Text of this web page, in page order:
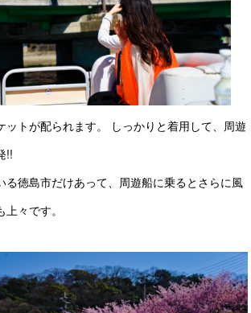
ットが配られます。 しっかりと着用して、周遊
!!
る徳島市だけあって、周遊船に乗るとさらに風
々です。